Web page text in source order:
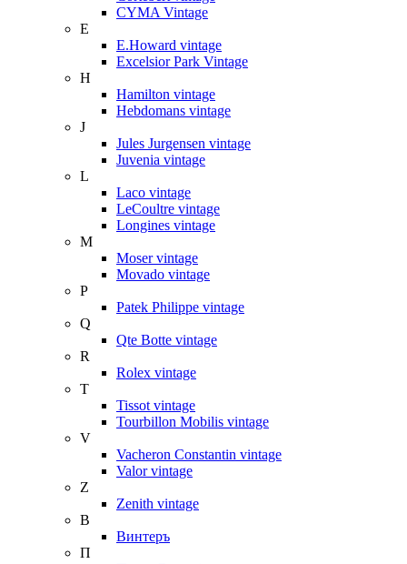
CYMA Vintage
E
E.Howard vintage
Excelsior Park Vintage
H
Hamilton vintage
Hebdomans vintage
J
Jules Jurgensen vintage
Juvenia vintage
L
Laco vintage
LeCoultre vintage
Longines vintage
M
Moser vintage
Movado vintage
P
Patek Philippe vintage
Q
Qte Botte vintage
R
Rolex vintage
T
Tissot vintage
Tourbillon Mobilis vintage
V
Vacheron Constantin vintage
Valor vintage
Z
Zenith vintage
В
Винтеръ
П